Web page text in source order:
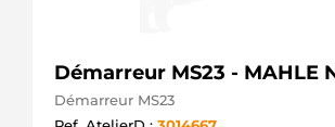
Démarreur MS23 - MAHLE
Démarreur MS23